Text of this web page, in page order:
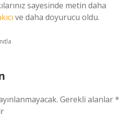
sayesinde metin daha
ve daha doyurucu oldu.
Gerekli alanlar*